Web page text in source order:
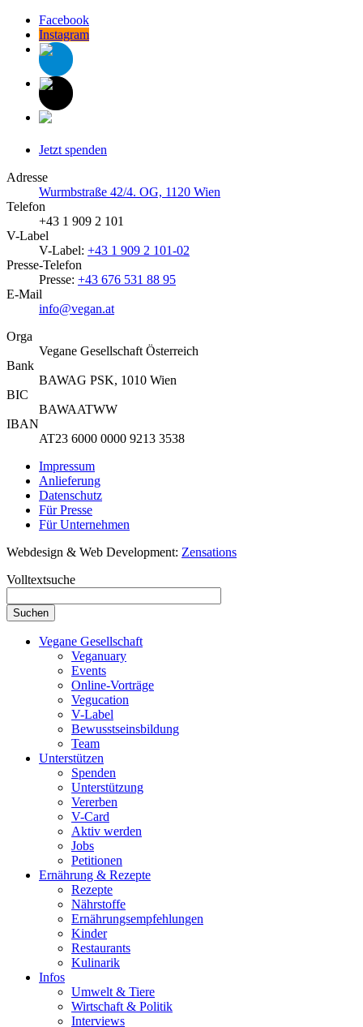
Facebook
Instagram
Jetzt spenden
Adresse
Wurmbstraße 42/4. OG, 1120 Wien
Telefon
+43 1 909 2 101
V-Label
V-Label: +43 1 909 2 101-02
Presse-Telefon
Presse: +43 676 531 88 95
E-Mail
info@vegan.at
Orga
Vegane Gesellschaft Österreich
Bank
BAWAG PSK, 1010 Wien
BIC
BAWAATWW
IBAN
AT23 6000 0000 9213 3538
Impressum
Anlieferung
Datenschutz
Für Presse
Für Unternehmen
Webdesign & Web Development: Zensations
Volltextsuche
Vegane Gesellschaft
Veganuary
Events
Online-Vorträge
Vegucation
V-Label
Bewusstseinsbildung
Team
Unterstützen
Spenden
Unterstützung
Vererben
V-Card
Aktiv werden
Jobs
Petitionen
Ernährung & Rezepte
Rezepte
Nährstoffe
Ernährungsempfehlungen
Kinder
Restaurants
Kulinarik
Infos
Umwelt & Tiere
Wirtschaft & Politik
Interviews